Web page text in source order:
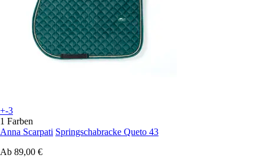
+-3
1 Farben
Anna Scarpati Springschabracke Queto 43
Ab 89,00 €